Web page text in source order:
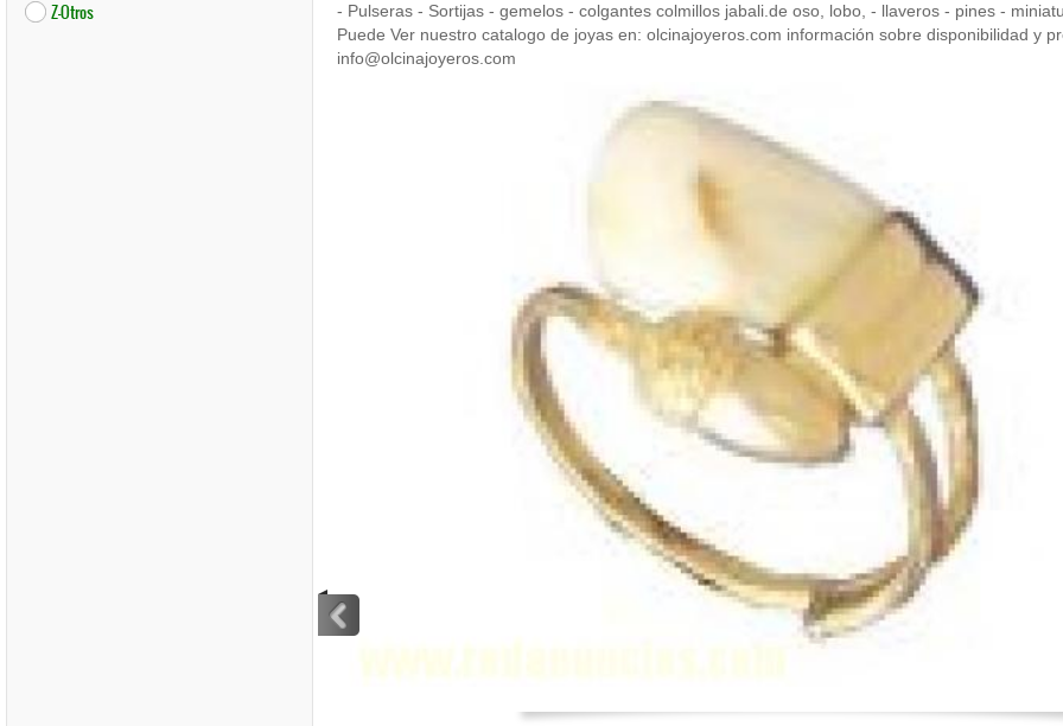
Z-Otros
- Pulseras - Sortijas - gemelos - colgantes colmillos jabali.de oso, lobo, - llaveros - pines -
Puede Ver nuestro catalogo de joyas en: olcinajoyeros.com información sobre disponibilidad y
info@olcinajoyeros.com